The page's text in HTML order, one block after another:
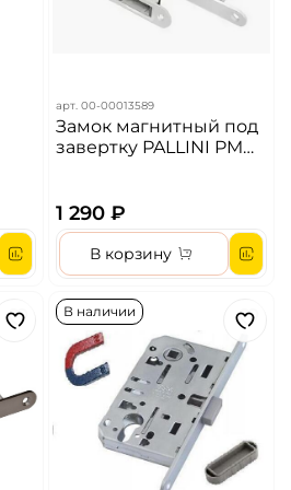
арт. 00-00013589
Замок магнитный под
завертку PALLINI PM
1 290 ₽
В корзину
В наличии